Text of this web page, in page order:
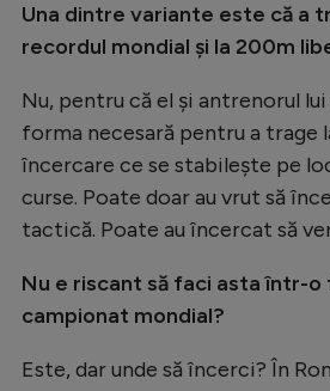
Una dintre variante este că a
recordul mondial și la 200m
Nu, pentru că el și antrenorul
forma necesară pentru a trage
încercare ce se stabilește pe
curse. Poate doar au vrut să
tactică. Poate au încercat să
Nu e riscant să faci asta într-o
campionat mondial?
Este, dar unde să încerci? În